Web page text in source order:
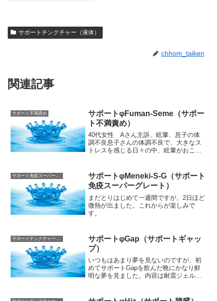
サポートチンクチャー（液体）
chhom_taiken
関連記事
サポート不満責め
サポートφFuman-Seme（サポー
ト不満責め）
40代女性 Aさん主訴、眩暈、息子の体
調不良息子さんの体調不良で、大きなス
トレスを感じる日々の中、眩暈がおこる
子のことで夫と喧嘩するようになった。
眩暈は、消失...
サポート免疫スーパーグレート
サポートφMeneki-S-G（サポート
免疫スーパーグレート）
まだとりはじめて一週間ですが、2日ほど
微熱が出ました。これからが楽しみで
す。
サポートφGap（サポートギャッ
プ）
いつもはあまり夢を見ないのですが、初
めてサポートGapを飲んだ晩にかなり鮮
明な夢を見ました。内容は耐震ジェルや
うタイプ)を、しかも眼球半分覆う程に大